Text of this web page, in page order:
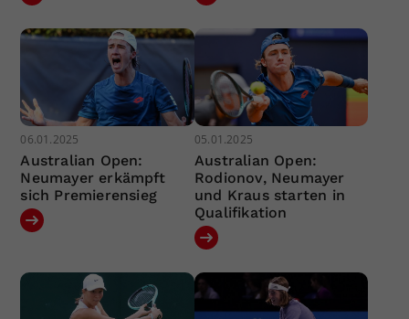
06.01.2025
Australian Open:
Neumayer erkämpft
sich Premierensieg
05.01.2025
Australian Open:
Rodionov, Neumayer
und Kraus starten in
Qualifikation